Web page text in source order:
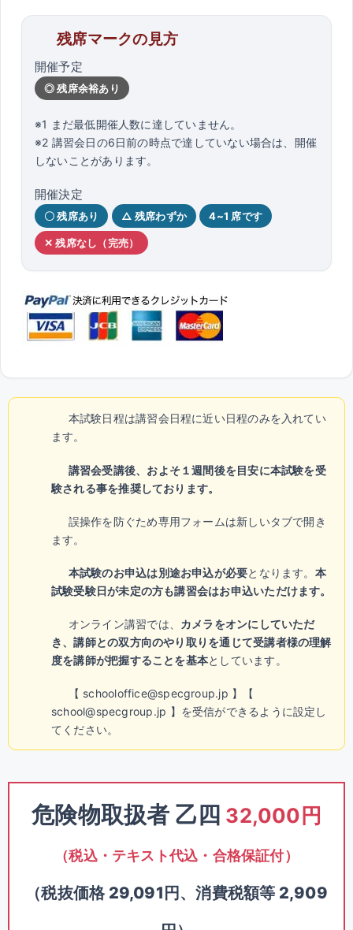
残席マークの見方
開催予定
◎ 残席余裕あり
※1 まだ最低開催人数に達していません。
※2 講習会日の6日前の時点で達していない場合は、開催
しないことがあります。
開催決定
〇 残席あり △ 残席わずか 4~1 席です
✕ 残席なし（完売）
本試験日程は講習会日程に近い日程のみを入れてい
ます。
講習会受講後、およそ１週間後を目安に本試験を受
験される事を推奨しております。
誤操作を防ぐため専用フォームは新しいタブで開き
ます。
本試験のお申込は別途お申込が必要となります。 本
試験受験日が未定の方も講習会はお申込いただけます。
オンライン講習では、 カメラをオンにしていただ
き、講師との双方向のやり取りを通じて受講者様の理解
度を講師が把握することを基本としています。
【 schooloffice@specgroup.jp 】【
school@specgroup.jp 】を受信ができるように設定し
てください。
危険物取扱者 乙四 32,000円
（税込・テキスト代込・合格保証付）
（税抜価格 29,091円、消費税額等 2,909